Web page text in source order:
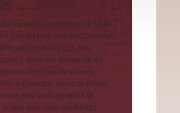
postérieurs à 1940
pas au Pôle culturel Chabran
acheminés pour être
il vous est demandé de
commande de ces
à l'avance. Sans ce délais,
pas vous garantir la
jour que vous souhaitez.